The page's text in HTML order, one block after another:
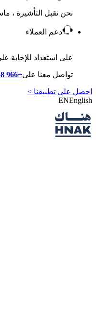
نحن نقبل التأشيرة ،
دعم العملاء
على استعداد للإجابة
تواصل معنا على+966 920009538
احصل على تطبيقنا >
ENEnglish